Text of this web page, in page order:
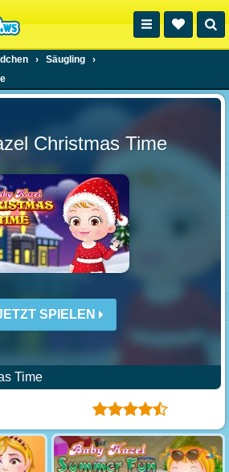
› Säugling
›
Christmas Time
SPIELEN
Time